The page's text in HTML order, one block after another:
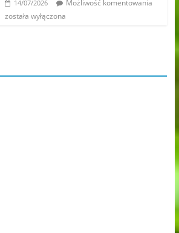
14/07/2026
Możliwość komentowania
została wyłączona